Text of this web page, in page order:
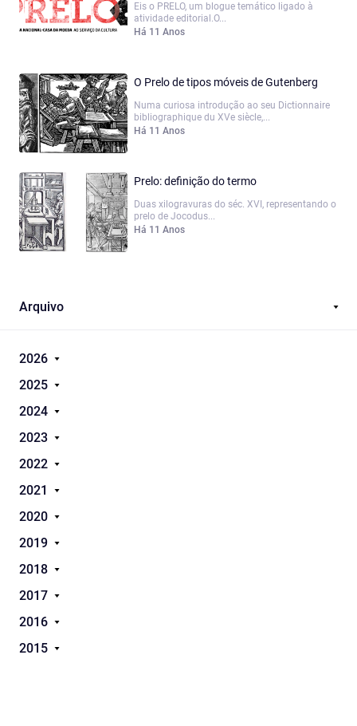
Eis o PRELO, um blogue temático ligado à
atividade editorial.O...
Há 11 Anos
O Prelo de tipos móveis de Gutenberg
Numa curiosa introdução ao seu Dictionnaire
bibliographique du XVe siècle,...
Há 11 Anos
Prelo: definição do termo
Duas xilogravuras do séc. XVI, representando o
prelo de Jocodus...
Há 11 Anos
Arquivo
2026
2025
2024
2023
2022
2021
2020
2019
2018
2017
2016
2015